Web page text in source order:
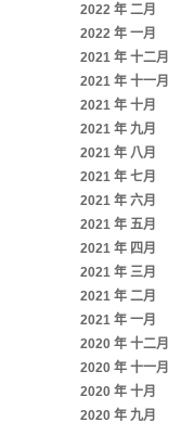
2022 年 二月
2022 年 一月
2021 年 十二月
2021 年 十一月
2021 年 十月
2021 年 九月
2021 年 八月
2021 年 七月
2021 年 六月
2021 年 五月
2021 年 四月
2021 年 三月
2021 年 二月
2021 年 一月
2020 年 十二月
2020 年 十一月
2020 年 十月
2020 年 九月